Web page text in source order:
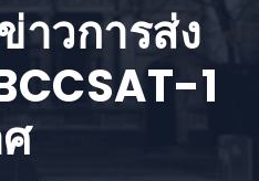
าวการส่ง
1